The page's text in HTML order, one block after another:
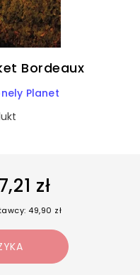
Bordeaux
Planet
zł
49,90 zł